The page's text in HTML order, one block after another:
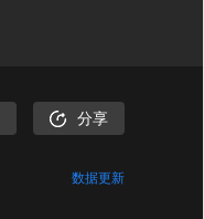
分享
数据更新